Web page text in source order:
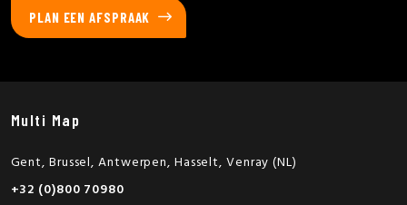
PLAN EEN AFSPRAAK
Multi Map
Gent, Brussel, Antwerpen, Hasselt, Venray (NL)
+32 (0)800 70980